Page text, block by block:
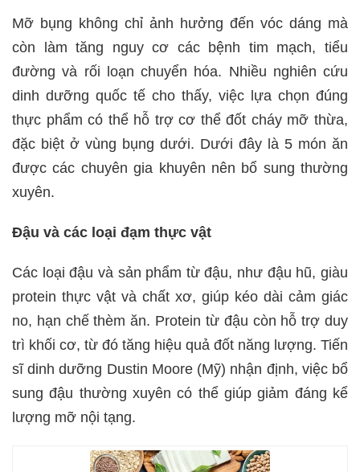
Mỡ bụng không chỉ ảnh hưởng đến vóc dáng mà
còn làm tăng nguy cơ các bệnh tim mạch, tiểu
đường và rối loạn chuyển hóa. Nhiều nghiên cứu
dinh dưỡng quốc tế cho thấy, việc lựa chọn đúng
thực phẩm có thể hỗ trợ cơ thể đốt cháy mỡ thừa,
đặc biệt ở vùng bụng dưới. Dưới đây là 5 món ăn
được các chuyên gia khuyên nên bổ sung thường
xuyên.
Đậu và các loại đạm thực vật
Các loại đậu và sản phẩm từ đậu, như đậu hũ, giàu
protein thực vật và chất xơ, giúp kéo dài cảm giác
no, hạn chế thèm ăn. Protein từ đậu còn hỗ trợ duy
trì khối cơ, từ đó tăng hiệu quả đốt năng lượng. Tiến
sĩ dinh dưỡng Dustin Moore (Mỹ) nhận định, việc bổ
sung đậu thường xuyên có thể giúp giảm đáng kể
lượng mỡ nội tạng.